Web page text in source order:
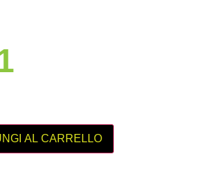
AL CARRELLO